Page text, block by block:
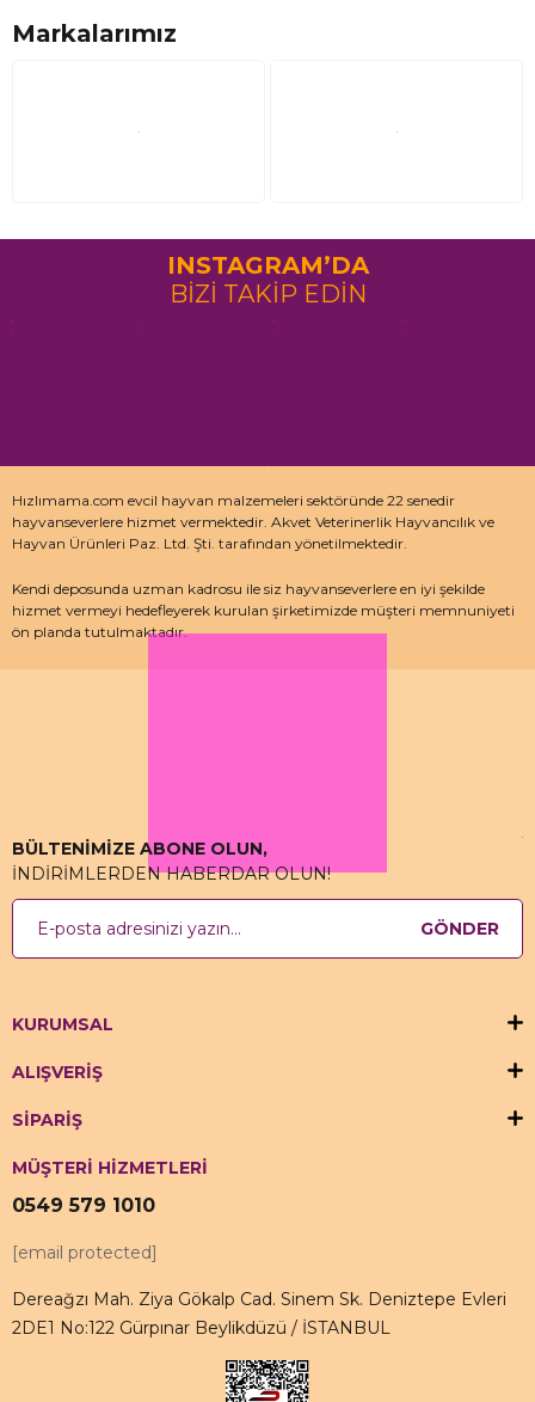
Markalarımız
INSTAGRAM’DA
BİZİ TAKİP EDİN
Hızlımama.com evcil hayvan malzemeleri sektöründe 22 senedir
hayvanseverlere hizmet vermektedir. Akvet Veterinerlik Hayvancılık ve
Hayvan Ürünleri Paz. Ltd. Şti. tarafından yönetilmektedir.
Kendi deposunda uzman kadrosu ile siz hayvanseverlere en iyi şekilde
hizmet vermeyi hedefleyerek kurulan şirketimizde müşteri memnuniyeti
ön planda tutulmaktadır.
BÜLTENİMİZE ABONE OLUN,
İNDİRİMLERDEN HABERDAR OLUN!
GÖNDER
KURUMSAL
ALIŞVERİŞ
SİPARİŞ
MÜŞTERİ HİZMETLERİ
0549 579 1010
[email protected]
Dereağzı Mah. Ziya Gökalp Cad. Sinem Sk. Deniztepe Evleri
2DE1 No:122 Gürpınar Beylikdüzü / İSTANBUL